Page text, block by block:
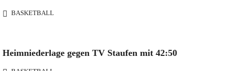
BASKETBALL
Heimniederlage gegen TV Staufen mit 42:50